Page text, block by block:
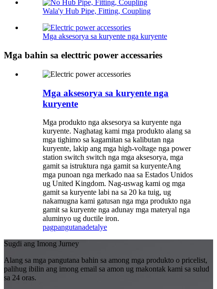
Wala'y Hub Pipe, Fitting, Coupling
Mga aksesorya sa kuryente nga kuryente
Mga bahin sa electtric power accessaries
Mga aksesorya sa kuryente nga
kuryente
Mga produkto nga aksesorya sa kuryente nga
kuryente. Naghatag kami mga produkto alang sa
mga tighimo sa kagamitan sa kalibutan nga
kuryente, lakip ang mga high-voltage nga power
station switch switch nga mga aksesorya, mga
gamit sa istruktura nga gamit sa kuryenteAng
mga punoan nga merkado naa sa Estados Unidos
ug United Kingdom. Nag-uswag kami og mga
gamit sa kuryente labi na sa 20 ka tuig, ug
nakamugna kami gatusan nga mga produkto nga
gamit sa kuryente nga adunay mga materyal nga
aluminyo ug ductile iron.
pagpangutanadetalye
Sugdi ang Imong Jurney
Alang sa mga pangutana bahin sa among mga produkto o pricelist,
palihug ibilin ang imong email sa amon ug makontak kami sa sulud
sa 24 oras.